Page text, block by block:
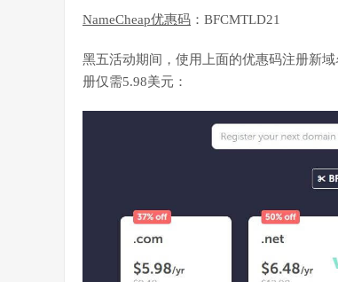
NameCheap优惠码 ：BFCMTLD21
黑五活动期间，使用上面的优惠码注册新
册仅需5.98美元：